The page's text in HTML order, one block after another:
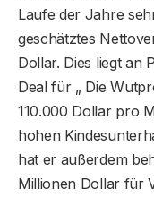
Laufe der Jahre
geschätztes
Dollar. Dies liegt an
Deal für „ Die
110.000 Dollar pro
hohen
hat er außerdem
Millionen Dollar für